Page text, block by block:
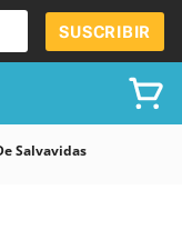
SUSCRIBIR
Salvavidas